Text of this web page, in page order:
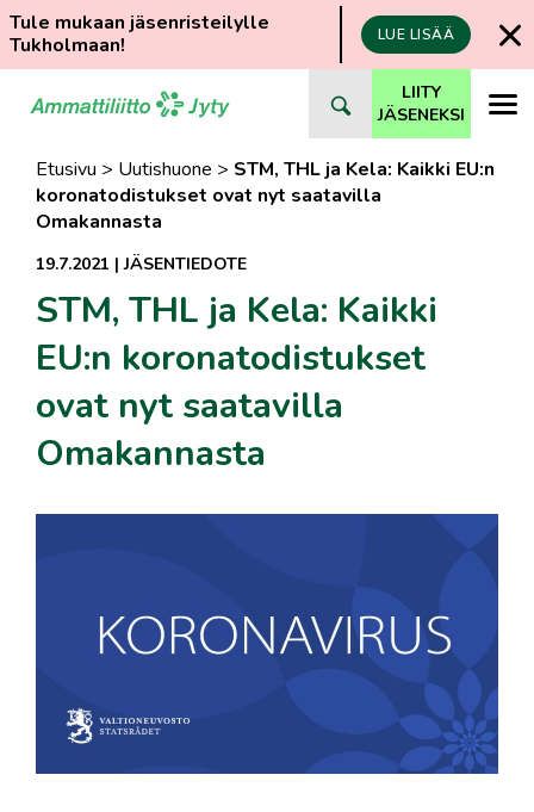
Tule mukaan jäsenristeilylle
Tukholmaan!
LUE LISÄÄ
suoraan
LIITY
JÄSENEKSI
Etusivu > Uutishuone > STM, THL ja Kela: Kaikki EU:n
koronatodistukset ovat nyt saatavilla
Omakannasta
19.7.2021 |JÄSENTIEDOTE
STM, THL ja Kela: Kaikki
EU:n koronatodistukset
ovat nyt saatavilla
Omakannasta